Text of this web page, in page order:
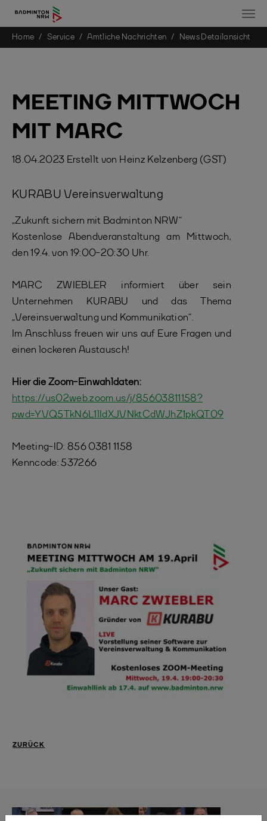
Skip to main content
You are here:
Home Service Amtliche Nachrichten News Detailansicht
MEETING MITTWOCH
MIT MARC
18.04.2023 Erstellt von Heinz Kelzenberg (GST)
KURABU Vereinsverwaltung
„Zukunft sichern mit Badminton NRW“
Kostenlose Abendveranstaltung am Mittwoch,
den 19.4. von 19:00-20:30 Uhr.
MARC ZWIEBLER informiert über sein
Unternehmen KURABU und das Thema
„Vereinsverwaltung und Kommunikation“.
Im Anschluss freuen wir uns auf Eure Fragen und
einen lockeren Austausch!
Hier die Zoom-Einwahldaten:
https://us02web.zoom.us/j/85603811158?
pwd=YVQ5TkN6L1lIdXJVNktCdWJhZ1pkQT09
Meeting-ID: 856 0381 1158
Kenncode: 537266
ZURÜCK